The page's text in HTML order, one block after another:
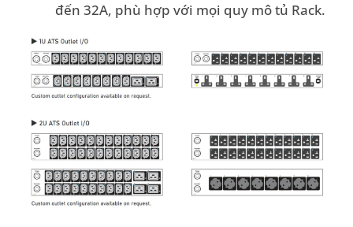
đến 32A, phù hợp với mọi quy mô tủ Rack.